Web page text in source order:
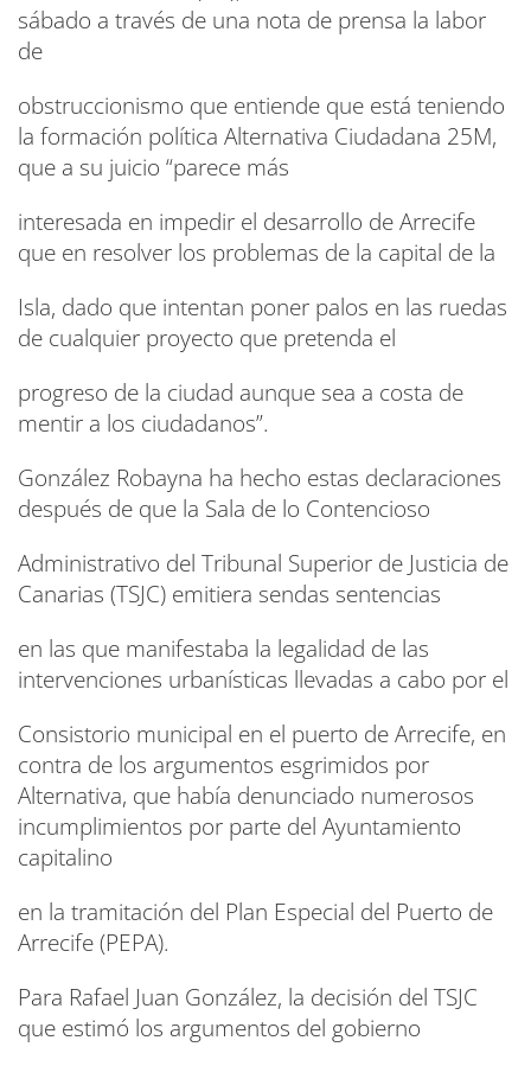
sábado a través de una nota de prensa la labor
de
obstruccionismo que entiende que está teniendo
la formación política Alternativa Ciudadana 25M,
que a su juicio “parece más
interesada en impedir el desarrollo de Arrecife
que en resolver los problemas de la capital de la
Isla, dado que intentan poner palos en las ruedas
de cualquier proyecto que pretenda el
progreso de la ciudad aunque sea a costa de
mentir a los ciudadanos”.
González Robayna ha hecho estas declaraciones
después de que la Sala de lo Contencioso
Administrativo del Tribunal Superior de Justicia de
Canarias (TSJC) emitiera sendas sentencias
en las que manifestaba la legalidad de las
intervenciones urbanísticas llevadas a cabo por el
Consistorio municipal en el puerto de Arrecife, en
contra de los argumentos esgrimidos por
Alternativa, que había denunciado numerosos
incumplimientos por parte del Ayuntamiento
capitalino
en la tramitación del Plan Especial del Puerto de
Arrecife (PEPA).
Para Rafael Juan González, la decisión del TSJC
que estimó los argumentos del gobierno